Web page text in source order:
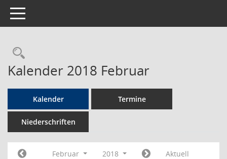
Toggle navigation
Rechercheauswahl
Kalender 2018 Februar
Kalender Termine
Niederschriften
Februar 2018 Aktuell